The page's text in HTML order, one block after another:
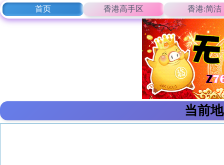
首页 香港高手区 香港:简洁
当前